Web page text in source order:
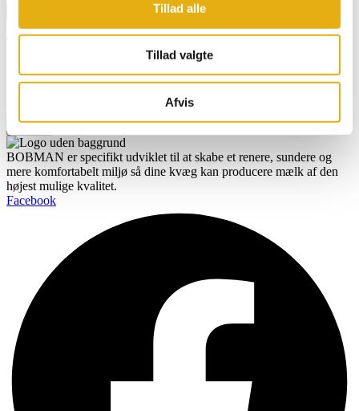
Tillad alle
Tillad valgte
Afvis
direkte i din indbakke
BOBMAN er specifikt udviklet til at skabe et renere, sundere og
mere komfortabelt miljø så dine kvæg kan producere mælk af den
højest mulige kvalitet.
Facebook